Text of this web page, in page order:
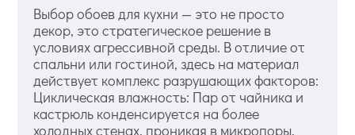
Выбор обоев для кухни — это не просто
декор, это стратегическое решение в
условиях агрессивной среды. В отличие от
спальни или гостиной, здесь на материал
действует комплекс разрушающих факторов:
Циклическая влажность: Пар от чайника и
кастрюль конденсируется на более
холодных стенах, проникая в микропоры.